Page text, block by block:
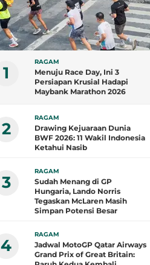
1
RAGAM
Menuju Race Day, Ini 3
Persiapan Krusial Hadapi
Maybank Marathon 2026
2
RAGAM
Drawing Kejuaraan Dunia
BWF 2026: 11 Wakil Indonesia
Ketahui Nasib
3
RAGAM
Sudah Menang di GP
Hungaria, Lando Norris
Tegaskan McLaren Masih
Simpan Potensi Besar
4
RAGAM
Jadwal MotoGP Qatar Airways
Grand Prix of Great Britain: